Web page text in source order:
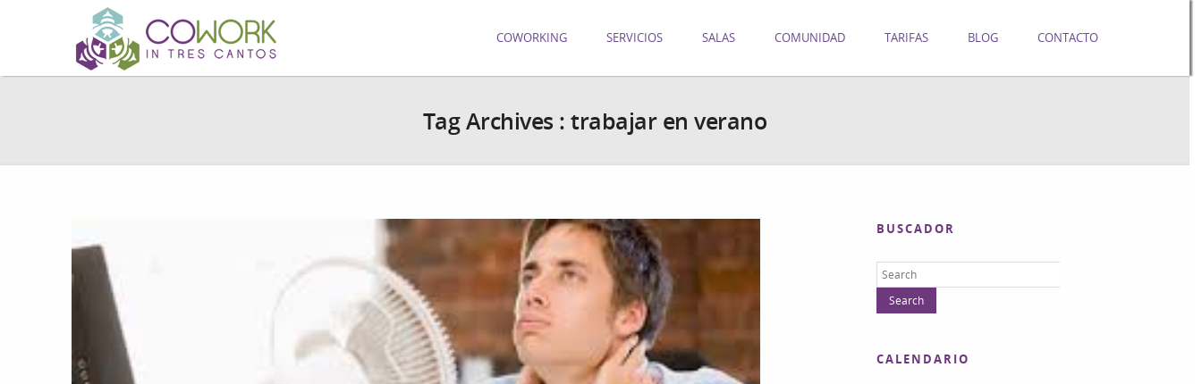
COWORKING SERVICIOS SALAS COMUNIDAD TARIFAS BLOG CONTACTO
Tag Archives :trabajar en verano
BUSCADOR
CALENDARIO